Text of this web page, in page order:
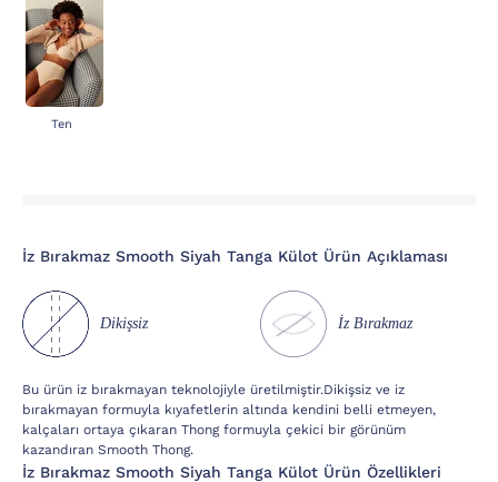
Ten
İz Bırakmaz Smooth Siyah Tanga Külot Ürün Açıklaması
Dikişsiz İz Bırakmaz
Bu ürün iz bırakmayan teknolojiyle üretilmiştir.Dikişsiz ve iz
bırakmayan formuyla kıyafetlerin altında kendini belli etmeyen,
kalçaları ortaya çıkaran Thong formuyla çekici bir görünüm
kazandıran Smooth Thong.
İz Bırakmaz Smooth Siyah Tanga Külot Ürün Özellikleri